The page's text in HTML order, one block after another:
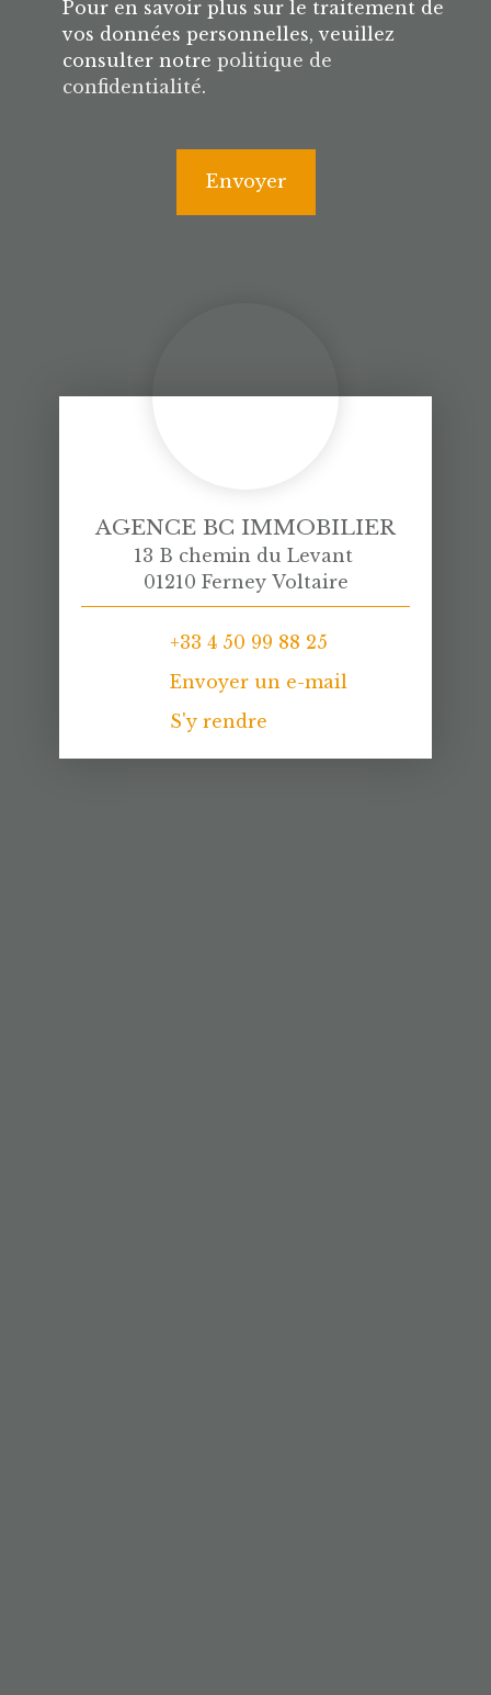
Pour en savoir plus sur le traitement de
vos données personnelles, veuillez
consulter notre politique de
confidentialité.
Envoyer
AGENCE BC IMMOBILIER
13 B chemin du Levant
01210 Ferney Voltaire
+33 4 50 99 88 25
Envoyer un e-mail
S'y rendre